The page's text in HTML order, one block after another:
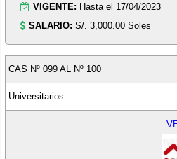
VIGENTE: Hasta el 17/04/2023
SALARIO: S/. 3,000.00 Soles
CAS Nº 099 AL Nº 100
Universitarios